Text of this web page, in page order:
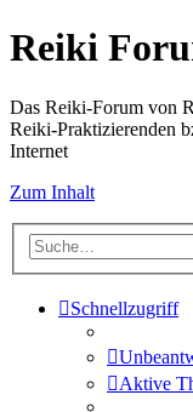
Reiki
Das Reiki-Forum von
Reiki-Praktizierenden
Internet
Zum Inhalt
Schnellzugriff
Aktive